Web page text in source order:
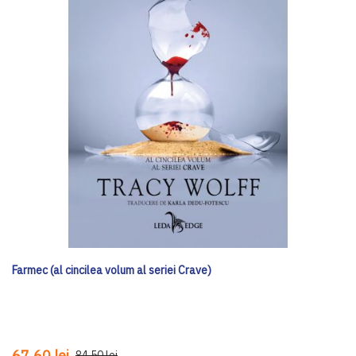
Farmec (al cincilea volum al seriei Crave)